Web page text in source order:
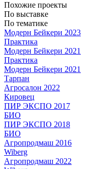
Похожие проекты
По выставке
По тематике
Модерн Бейкери 2023
Практика
Модерн Бейкери 2021
Практика
Модерн Бейкери 2021
Тарпан
Агросалон 2022
Кировец
ПИР ЭКСПО 2017
БИО
ПИР ЭКСПО 2018
БИО
Агропродмаш 2016
Wiberg
Агропродмаш 2022